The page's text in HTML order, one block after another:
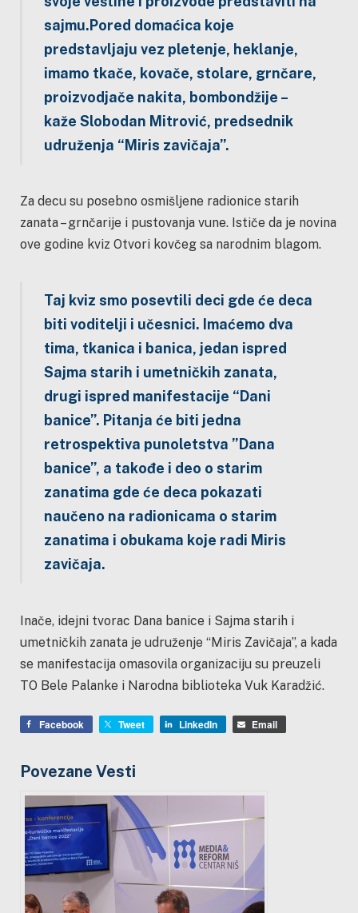
sajmu.Pored domaćica koje
predstavljaju vez pletenje, heklanje,
imamo tkače, kovače, stolare, grnčare,
proizvodjače nakita, bombondžije –
kaže Slobodan Mitrović, predsednik
udruženja “Miris zavičaja”.
Za decu su posebno osmišljene radionice starih
zanata – grnčarije i pustovanja vune. Ističe da je novina
ove godine kviz Otvori kovčeg sa narodnim blagom.
Taj kviz smo posevtili deci gde će deca
biti voditelji i učesnici. Imaćemo dva
tima, tkanica i banica, jedan ispred
Sajma starih i umetničkih zanata,
drugi ispred manifestacije “Dani
banice”. Pitanja će biti jedna
retrospektiva punoletstva ”Dana
banice”, a takođe i deo o starim
zanatima gde će deca pokazati
naučeno na radionicama o starim
zanatima i obukama koje radi Miris
zavičaja.
Inače, idejni tvorac Dana banice i Sajma starih i
umetničkih zanata je udruženje “Miris Zavičaja”, a kada
se manifestacija omasovila organizaciju su preuzeli
TO Bele Palanke i Narodna biblioteka Vuk Karadžić.
Facebook Tweet LinkedIn Email
Povezane Vesti